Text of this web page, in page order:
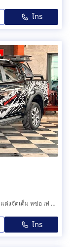
โทร
Ford Ranger XLT Hi-Rider 2019 สุดแกร่งฟรีดาวน์ ชุดแต่งจัดเต็ม หฃ่อ เท่ สะดุดตา เกินใคร
โทร